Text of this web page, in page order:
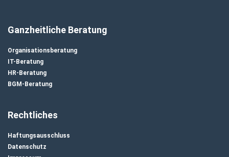
Ganzheitliche Beratung
Organisationsberatung
IT-Beratung
HR-Beratung
BGM-Beratung
Rechtliches
Haftungsausschluss
Datenschutz